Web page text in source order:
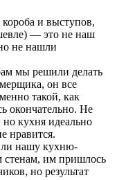
короба и выступов,
— это не наш
не нашли
мы решили делать
он все
такой, как
окончательно. Не
кухня идеально
нравится.
нашу кухню-
стенам, им пришлось
но результат